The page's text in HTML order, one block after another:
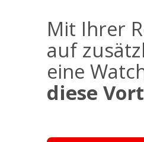
Mit Ihrer
auf
eine
diese